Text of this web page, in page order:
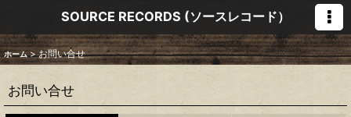
SOURCE RECORDS (ソースレコード）
ホーム > お問い合せ
お問い合せ